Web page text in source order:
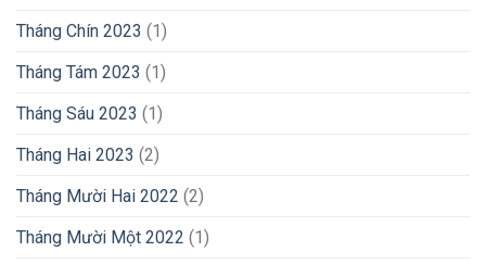
Tháng Chín 2023 (1)
Tháng Tám 2023 (1)
Tháng Sáu 2023 (1)
Tháng Hai 2023 (2)
Tháng Mười Hai 2022 (2)
Tháng Mười Một 2022 (1)